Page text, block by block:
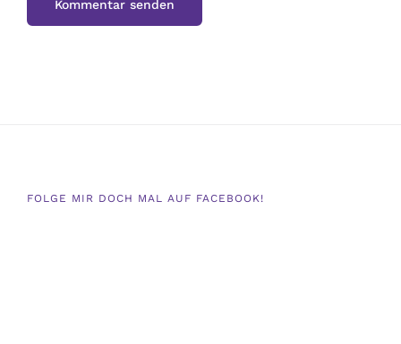
FOLGE MIR DOCH MAL AUF FACEBOOK!